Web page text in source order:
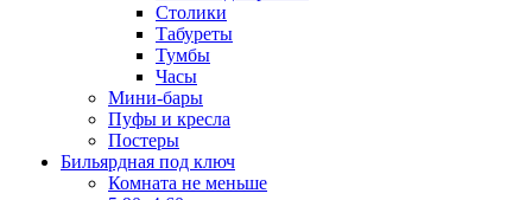
Столики
Табуреты
Тумбы
Часы
Мини-бары
Пуфы и кресла
Постеры
Бильярдная под ключ
Комната не меньше